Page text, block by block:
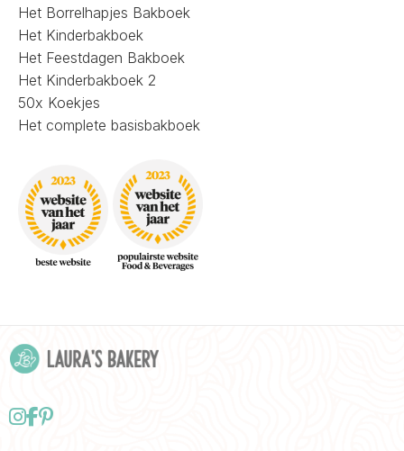
Het Borrelhapjes Bakboek
Het Kinderbakboek
Het Feestdagen Bakboek
Het Kinderbakboek 2
50x Koekjes
Het complete basisbakboek
Follow
Delen